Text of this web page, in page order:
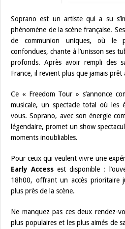
Soprano est un artiste qui a su
phénomène de la scène française.
de communion uniques, où le
confondues, chante à l’unisson ses
profonds. Après avoir rempli des
France, il revient plus que jamais prêt
Ce « Freedom Tour » s’annonce
musicale, un spectacle total où les
vous. Soprano, avec son énergie
légendaire, promet un show
moments inoubliables.
Pour ceux qui veulent vivre une
Early Access est disponible :
18h00, offrant un accès prioritaire
plus près de la scène.
Ne manquez pas ces deux rendez-
plus populaires et les plus aimés de